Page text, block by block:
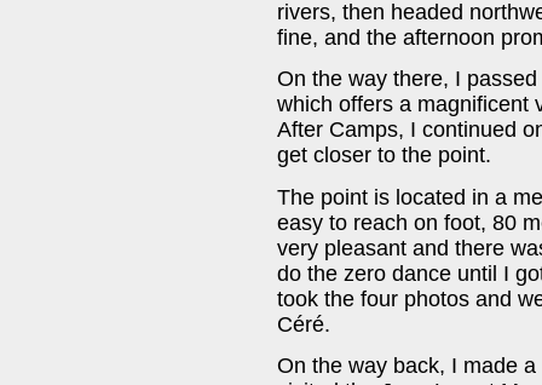
rivers, then headed
fine, and the afternoon
On the way there, I
which offers a magnificent
After Camps, I continued
get closer to the point.
The point is located in a
easy to reach on foot, 80
very pleasant and there
do the zero dance until I
took the four photos and
Céré.
On the way back, I made